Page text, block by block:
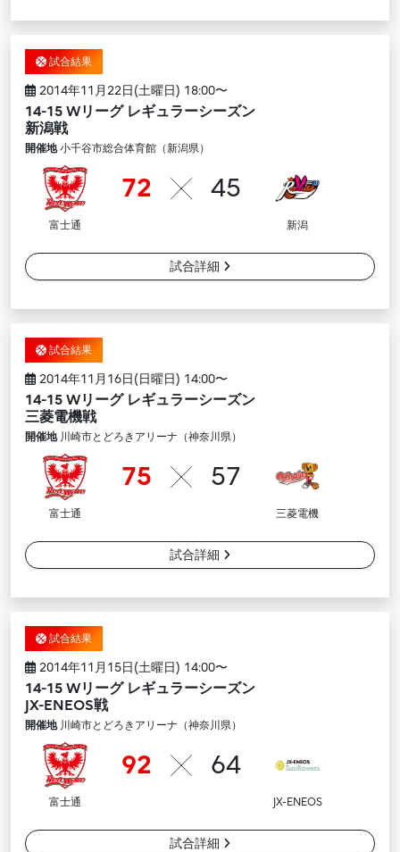
試合結果
2014年11月22日(土曜日) 18:00〜
14-15 Wリーグ レギュラーシーズン
新潟戦
開催地小千谷市総合体育館（新潟県）
72 45
富士通 新潟
試合詳細
試合結果
2014年11月16日(日曜日) 14:00〜
14-15 Wリーグ レギュラーシーズン
三菱電機戦
開催地川崎市とどろきアリーナ（神奈川県）
75 57
富士通 三菱電機
試合詳細
試合結果
2014年11月15日(土曜日) 14:00〜
14-15 Wリーグ レギュラーシーズン
JX-ENEOS戦
開催地川崎市とどろきアリーナ（神奈川県）
92 64
富士通 JX-ENEOS
試合詳細